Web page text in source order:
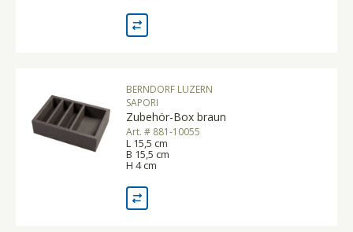
BERNDORF LUZERN
SAPORI
Zubehör-Box braun
Art. # 881-10055
L 15,5 cm
B 15,5 cm
H 4 cm